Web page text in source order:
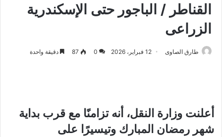
القناطر / الباجور حتى الإسكندرية
الزراعى
طارق الصاوى 12 فبراير، 2026 0
87 دقيقة واحدة
أعلنت وزارة النقل، أنه تزامنًا مع قرب بداية
شهر رمضان المبارك وتيسيرًا على